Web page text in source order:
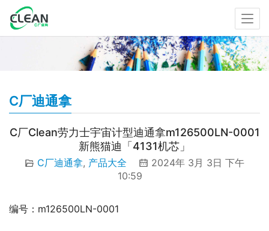
C厂迪通拿
C厂Clean劳力士宇宙计型迪通拿m126500LN-0001
新熊猫迪「4131机芯」
C厂迪通拿, 产品大全
2024年 3月 3日 下午
10:59
编号：m126500LN-0001